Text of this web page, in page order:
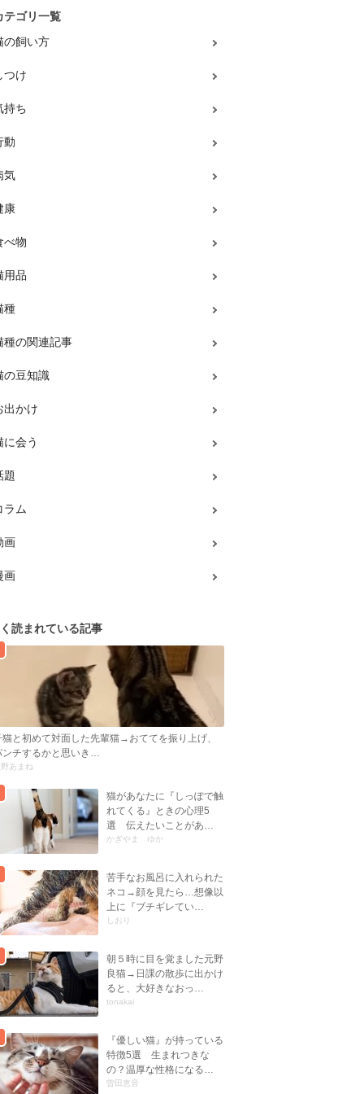
テゴリ一覧
の飼い方
つけ
持ち
動
気
康
べ物
用品
種
種の関連記事
の豆知識
出かけ
に会う
題
ラム
画
画
読まれている記事
猫と初めて対面した先輩猫→おててを振り上げ、
ンチするかと思いき…
あまね
猫があなたに『しっぽで触
れてくる』ときの心理5
選 伝えたいことがあ…
かぎやま ゆか
苦手なお風呂に入れられた
ネコ→顔を見たら…想像以
上に『ブチギレてい…
しおり
朝５時に目を覚ました元野
良猫→日課の散歩に出かけ
ると、大好きなおっ…
tonakai
『優しい猫』が持っている
特徴5選 生まれつきな
の？温厚な性格になる…
曽田恵音